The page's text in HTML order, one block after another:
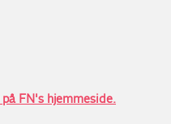
FN's hjemmeside.